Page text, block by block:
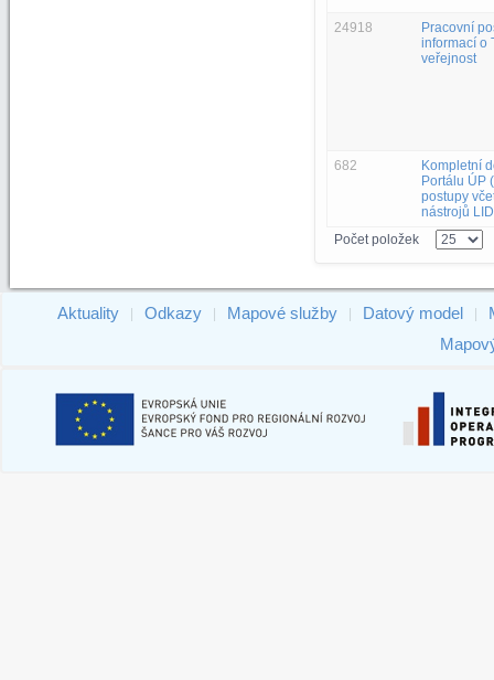
24918
Pracovní
informací o
veřejnost
682
Kompletní
Portálu ÚP
postupy
nástrojů
Počet položek
Aktuality Odkazy Mapové služby Datový model